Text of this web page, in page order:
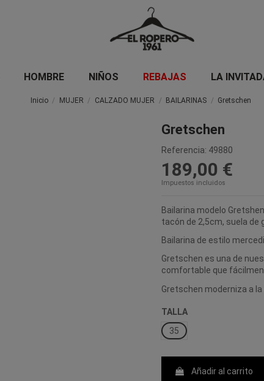
HOMBRE NIÑOS REBAJAS LA
Inicio MUJER CALZADO MUJER BAILARINAS Gretschen
Gretschen
Referencia: 49880
189,00 €
Impuestos incluidos
Bailarina modelo
tacón de 2,5cm, suela de
Bailarina de estilo
Gretschen es una de
comfortable que
Gretschen moderniza a
TALLA
35
Añadir al carrito